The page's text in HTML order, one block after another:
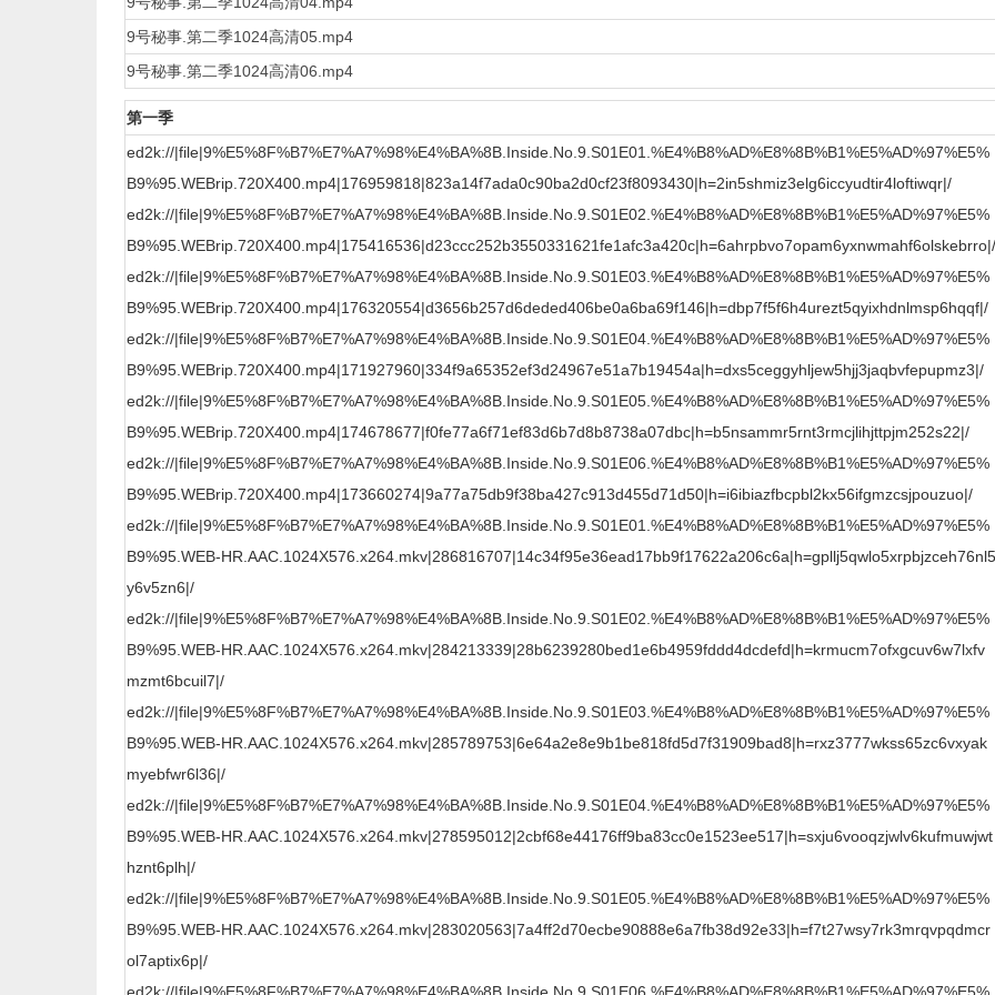
9号秘事.第二季1024高清05.mp4
9号秘事.第二季1024高清06.mp4
第一季
ed2k://|file|9%E5%8F%B7%E7%A7%98%E4%BA%8B.Inside.No.9.S01E01.%E4%B8%AD%E8%8B%B1%E5%AD%97%E5%
B9%95.WEBrip.720X400.mp4|176959818|823a14f7ada0c90ba2d0cf23f8093430|h=2in5shmiz3elg6iccyudtir4loftiwqr|/
ed2k://|file|9%E5%8F%B7%E7%A7%98%E4%BA%8B.Inside.No.9.S01E02.%E4%B8%AD%E8%8B%B1%E5%AD%97%E5%
B9%95.WEBrip.720X400.mp4|175416536|d23ccc252b3550331621fe1afc3a420c|h=6ahrpbvo7opam6yxnwmahf6olskebrro|/
ed2k://|file|9%E5%8F%B7%E7%A7%98%E4%BA%8B.Inside.No.9.S01E03.%E4%B8%AD%E8%8B%B1%E5%AD%97%E5%
B9%95.WEBrip.720X400.mp4|176320554|d3656b257d6deded406be0a6ba69f146|h=dbp7f5f6h4urezt5qyixhdnlmsp6hqqf|/
ed2k://|file|9%E5%8F%B7%E7%A7%98%E4%BA%8B.Inside.No.9.S01E04.%E4%B8%AD%E8%8B%B1%E5%AD%97%E5%
B9%95.WEBrip.720X400.mp4|171927960|334f9a65352ef3d24967e51a7b19454a|h=dxs5ceggyhljew5hjj3jaqbvfepupmz3|/
ed2k://|file|9%E5%8F%B7%E7%A7%98%E4%BA%8B.Inside.No.9.S01E05.%E4%B8%AD%E8%8B%B1%E5%AD%97%E5%
B9%95.WEBrip.720X400.mp4|174678677|f0fe77a6f71ef83d6b7d8b8738a07dbc|h=b5nsammr5rnt3rmcjlihjttpjm252s22|/
ed2k://|file|9%E5%8F%B7%E7%A7%98%E4%BA%8B.Inside.No.9.S01E06.%E4%B8%AD%E8%8B%B1%E5%AD%97%E5%
B9%95.WEBrip.720X400.mp4|173660274|9a77a75db9f38ba427c913d455d71d50|h=i6ibiazfbcpbl2kx56ifgmzcsjpouzuo|/
ed2k://|file|9%E5%8F%B7%E7%A7%98%E4%BA%8B.Inside.No.9.S01E01.%E4%B8%AD%E8%8B%B1%E5%AD%97%E5%
B9%95.WEB-HR.AAC.1024X576.x264.mkv|286816707|14c34f95e36ead17bb9f17622a206c6a|h=gpllj5qwlo5xrpbjzceh76nl5
y6v5zn6|/
ed2k://|file|9%E5%8F%B7%E7%A7%98%E4%BA%8B.Inside.No.9.S01E02.%E4%B8%AD%E8%8B%B1%E5%AD%97%E5%
B9%95.WEB-HR.AAC.1024X576.x264.mkv|284213339|28b6239280bed1e6b4959fddd4dcdefd|h=krmucm7ofxgcuv6w7lxfv
mzmt6bcuil7|/
ed2k://|file|9%E5%8F%B7%E7%A7%98%E4%BA%8B.Inside.No.9.S01E03.%E4%B8%AD%E8%8B%B1%E5%AD%97%E5%
B9%95.WEB-HR.AAC.1024X576.x264.mkv|285789753|6e64a2e8e9b1be818fd5d7f31909bad8|h=rxz3777wkss65zc6vxyak
myebfwr6l36|/
ed2k://|file|9%E5%8F%B7%E7%A7%98%E4%BA%8B.Inside.No.9.S01E04.%E4%B8%AD%E8%8B%B1%E5%AD%97%E5%
B9%95.WEB-HR.AAC.1024X576.x264.mkv|278595012|2cbf68e44176ff9ba83cc0e1523ee517|h=sxju6vooqzjwlv6kufmuwjwt
hznt6plh|/
ed2k://|file|9%E5%8F%B7%E7%A7%98%E4%BA%8B.Inside.No.9.S01E05.%E4%B8%AD%E8%8B%B1%E5%AD%97%E5%
B9%95.WEB-HR.AAC.1024X576.x264.mkv|283020563|7a4ff2d70ecbe90888e6a7fb38d92e33|h=f7t27wsy7rk3mrqvpqdmcr
ol7aptix6p|/